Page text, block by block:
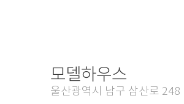
모델하우스
울산광역시 남구 삼산로 248